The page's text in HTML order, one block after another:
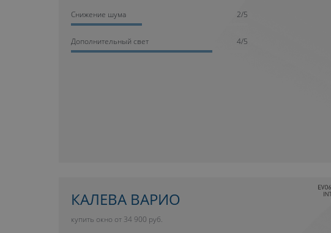
Cнижение шума 2/5
Дополнительный свет 4/5
КАЛЕВА ВАРИО
купить окно от 34 900 руб.